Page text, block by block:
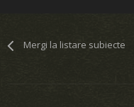
Mergi la listare subiecte